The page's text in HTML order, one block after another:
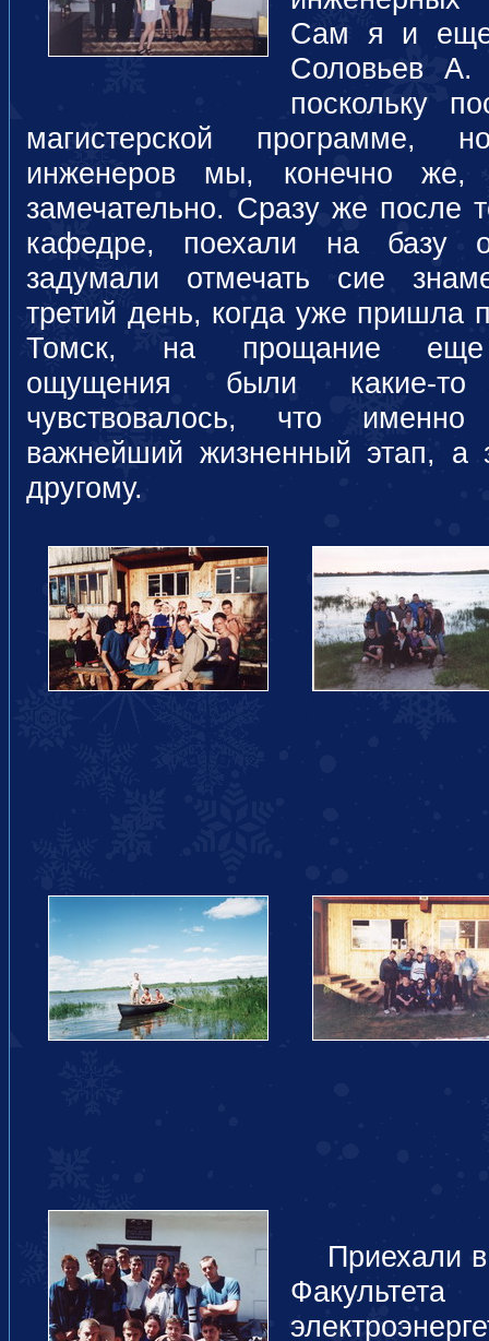
Сам я и еще
Соловьев А.
поскольку
магистерской программе,
инженеров мы, конечно же,
замечательно. Сразу же после
кафедре, поехали на базу
задумали отмечать сие
третий день, когда уже пришла
Томск, на прощание еще
ощущения были какие-то
чувствовалось, что
важнейший жизненный этап, а
другому.
Приехали в